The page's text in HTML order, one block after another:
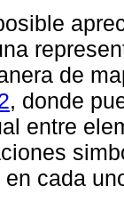
de
, donde
entre
en cada